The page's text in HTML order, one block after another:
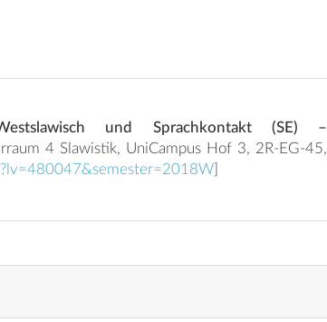
und Sprachkontakt (SE) –